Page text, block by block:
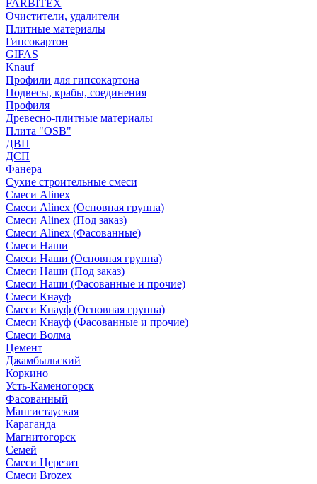
FARBITEX
Очистители, удалители
Плитные материалы
Гипсокартон
GIFAS
Knauf
Профили для гипсокартона
Подвесы, крабы, соединения
Профиля
Древесно-плитные материалы
Плита "OSB"
ДВП
ДСП
Фанера
Сухие строительные смеси
Смеси Alinex
Смеси Alinex (Основная группа)
Смеси Alinex (Под заказ)
Смеси Alinex (Фасованные)
Смеси Наши
Смеси Наши (Основная группа)
Смеси Наши (Под заказ)
Смеси Наши (Фасованные и прочие)
Смеси Кнауф
Смеси Кнауф (Основная группа)
Смеси Кнауф (Фасованные и прочие)
Смеси Волма
Цемент
Джамбыльский
Коркино
Усть-Каменогорск
Фасованный
Мангистауская
Караганда
Магнитогорск
Семей
Смеси Церезит
Смеси Brozex